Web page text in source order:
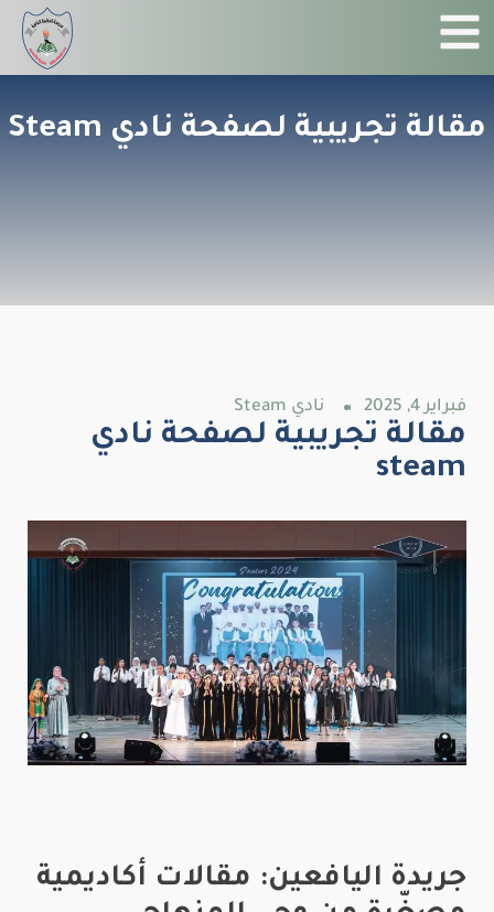
مقالة تجريبية لصفحة نادي Steam
فبراير 4, 2025 نادي Steam
مقالة تجريبية لصفحة نادي
steam
جريدة اليافعين: مقالات أكاديمية